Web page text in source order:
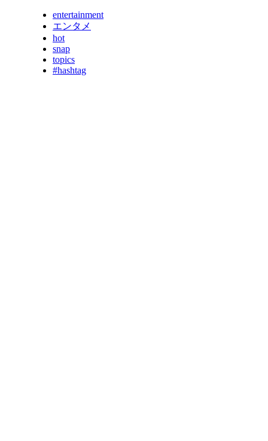
entertainment
エンタメ
hot
snap
topics
#hashtag